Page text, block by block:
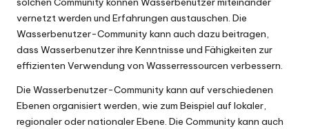
vernetzt werden und Erfahrungen austauschen. Die
Wasserbenutzer-Community kann auch dazu beitragen,
dass Wasserbenutzer ihre Kenntnisse und Fähigkeiten zur
effizienten Verwendung von Wasserressourcen verbessern.
Die Wasserbenutzer-Community kann auf verschiedenen
Ebenen organisiert werden, wie zum Beispiel auf lokaler,
regionaler oder nationaler Ebene. Die Community kann auch